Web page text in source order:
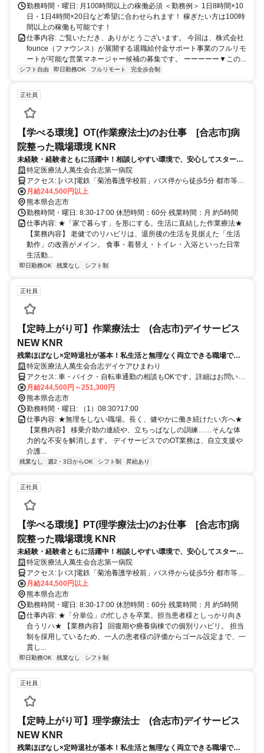
勤務時間・曜日: 月100時間以上の稼働必須 ＜勤務例＞ 1日8時間×10
日・1日4時間×20日など希望に合わせられます！ 稼ぎたい方は100時
間以上の稼働も可能です！
仕事内容: ご覧いただき、ありがとうございます。 今回は、株式会社
founce（ファウンス）が展開する退職給付金サポート事業のフルリモ
ートが可能な営業マネージャー候補の募集です。 ーーーーー▼この...
シフト自由 即日勤務OK フルリモート 完全歩合制
正社員
【学べる環境】OT(作業療法士)のお仕事 [合志市]病
院整った職場環境 KNR
未経験・経験者ともに活躍中！相談しやすい環境で、安心してスタート
できます！
特定医療法人萬生会合志第一病院
アクセス: [バス]電鉄「菊池養護学校前」バス停から徒歩5分 都市等
「田井島」バス停から徒歩5分 車通勤可 [駐車場]有り [料金]4,000
円-2,500円-1,300円-月 ※駐車場により料金が異なる
月給244,500円以上
熊本県合志市
勤務時間・曜日: 8:30-17:00 休憩時間：60分 残業時間：月 約5時間
仕事内容: ★「家で暮らす」を形にする。生活に直結した作業療法★
【業務内容】 老健でのリハビリは、退所後の生活を見据えた「生活
動作」の改善がメイン。 食事・着替え・トイレ・入浴といった日常
生活動...
即日勤務OK 残業なし シフト制
正社員
【定時上がり可】作業療法士 (合志市)デイサービス
NEW KNR
残業ほぼなし×定時退社が基本！私生活と無理なく両立できる職場で
す！特定医療法人萬生会合志デイケアひまわり
アクセス: 車・バイク・自転車通勤の相談もOKです。詳細はお問い合
わせください。
月給244,500円～251,300円
熊本県合志市
勤務時間・曜日: （1）08:30?17:00
仕事内容: ★無理をしない職場。長く、健やかに働き続けたい方へ★
【業務内容】 移乗介助の連続や、立ちっぱなしの訓練……そんな体
力的な不安を解消します。 デイサービスでのOT業務は、自立支援や
介護...
残業なし 週2・3日からOK シフト制 昇給あり
正社員
【学べる環境】PT(理学療法士)のお仕事 [合志市]病
院整った職場環境 KNR
未経験・経験者ともに活躍中！相談しやすい環境で、安心してスタート
できます！
特定医療法人萬生会合志第一病院
アクセス: [バス]電鉄「菊池養護学校前」バス停から徒歩5分 都市等
「田井島」バス停から徒歩5分 車通勤可 [駐車場]有り [料金]4,000
円-2,500円-1,300円-月 ※駐車場により料金が異なる
月給244,500円以上
熊本県合志市
勤務時間・曜日: 8:30-17:00 休憩時間：60分 残業時間：月 約5時間
仕事内容: ★「分単位」の忙しさを卒業。担当患者様としっかり向き
合うリハ★ 【業務内容】 回復期や療養病棟での個別リハビリ。 担当
制を採用しているため、一人の患者様の評価からゴール設定まで、一
貫し...
即日勤務OK 残業なし シフト制
正社員
【定時上がり可】理学療法士 (合志市)デイサービス
NEW KNR
残業ほぼなし×定時退社が基本！私生活と無理なく両立できる職場で